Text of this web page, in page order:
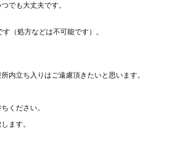
でも大丈夫です。
（処方などは不可能です）。
内立ち入りはご遠慮頂きたいと思います。
ください。
ます。